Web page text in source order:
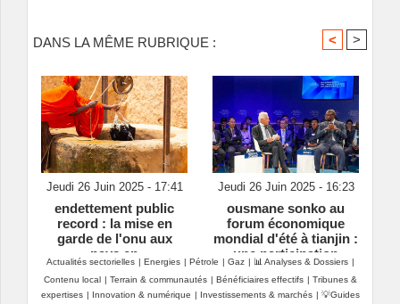
DANS LA MÊME RUBRIQUE : < >
Jeudi 26 Juin 2025 - 17:41
endettement public
record : la mise en
garde de l'onu aux
pays en
développement
Jeudi 26 Juin 2025 - 16:23
ousmane sonko au
forum économique
mondial d'été à tianjin :
une participation
scrutée avec beaucoup
d'attention
Actualités sectorielles Energies Pétrole Gaz 📊 Analyses & Dossiers
Contenu local
Terrain & communautés Bénéficiaires effectifs
Tribunes &
expertises
Innovation & numérique Investissements & marchés
💡Guides